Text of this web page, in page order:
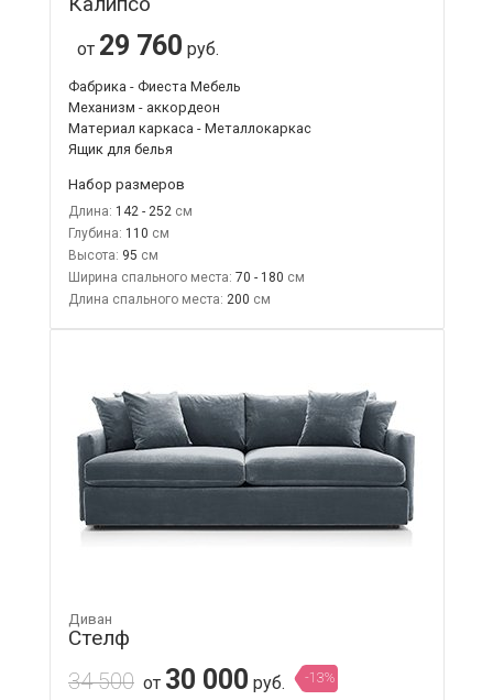
от 29 760 руб.
Фабрика - Фиеста Мебель
Механизм - аккордеон
Материал каркаса - Металлокаркас
Ящик для белья
Набор размеров
Длина: 142 - 252
Глубина: 110
Высота: 95
Ширина спального места: 70 - 180
Длина спального места: 200
Диван
Стелф
34 500 от 30 000 руб. -13%